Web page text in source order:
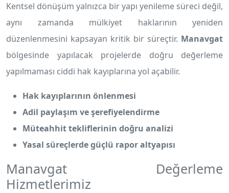
Kentsel dönüşüm yalnızca bir yapı yenileme süreci değil,
aynı zamanda mülkiyet haklarının yeniden
düzenlenmesini kapsayan kritik bir süreçtir. Manavgat
bölgesinde yapılacak projelerde doğru değerleme
yapılmaması ciddi hak kayıplarına yol açabilir.
Hak kayıplarının önlenmesi
Adil paylaşım ve şerefiyelendirme
Müteahhit tekliflerinin doğru analizi
Yasal süreçlerde güçlü rapor altyapısı
Manavgat Değerleme
Hizmetlerimiz